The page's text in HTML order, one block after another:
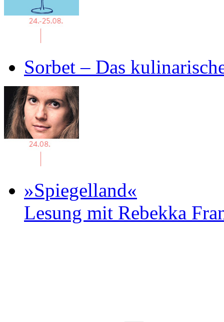
Sorbet – Das
»Spiegelland«
Lesung mit Rebekka